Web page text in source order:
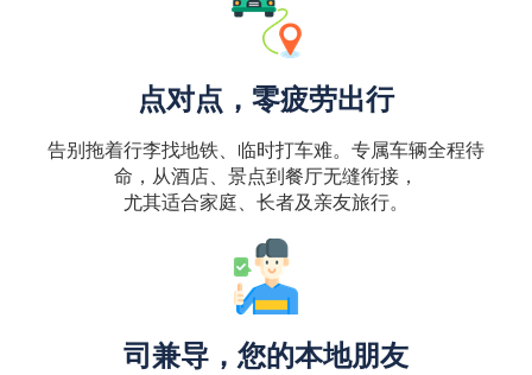
点对点，零疲劳出行
告别拖着行李找地铁、临时打车难。专属车辆全程待
命，从酒店、景点到餐厅无缝衔接，
尤其适合家庭、长者及亲友旅行。
司兼导，您的本地朋友